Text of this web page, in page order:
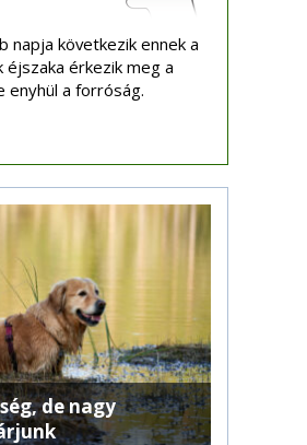
napja következik ennek a
éjszaka érkezik meg a
a forróság.
de nagy